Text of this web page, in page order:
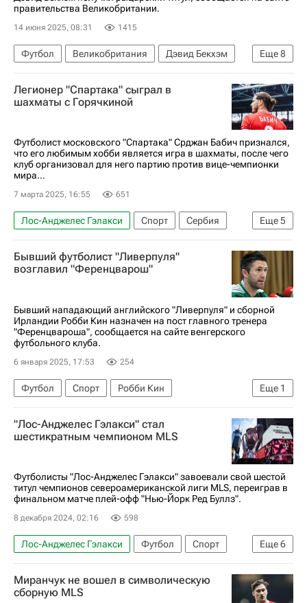
правительства Великобритании.
14 июня 2025, 08:31 1415
Еще8
Футбол Великобритания
Дэвид Бекхэм
Карл III
Манчестер Юнайтед
Реал Мадрид
Милан
Лига чемпионов УЕФА 2026-2027
Чемпионат Испании по футболу
АПЛ 2026-2027 (Чемпионат Англии по футболу)
Легионер "Спартака" сыграл в
шахматы с Горячкиной
Футболист московского "Спартака" Срджан Бабич признался,
что его любимым хобби является игра в шахматы, после чего
клуб организовал для него партию против вице-чемпионки
мира...
7 марта 2025, 16:55 651
Еще5
Лос-Анджелес Гэлакси Спорт
Сербия
Срджан Бабич
Александра Горячкина
Деян Йовелич
Спартак Москва
Бывший футболист "Ливерпуля"
возглавил "Ференцварош"
Бывший нападающий английского "Ливерпуля" и сборной
Ирландии Робби Кин назначен на пост главного тренера
"Ференцвароша", сообщается на сайте венгерского
футбольного клуба.
6 января 2025, 17:53 254
Еще 1
Футбол Спорт
Робби Кин
Ференцварош
"Лос-Анджелес Гэлакси" стал
шестикратным чемпионом MLS
Футболисты "Лос-Анджелес Гэлакси" завоевали свой шестой
титул чемпионов североамериканской лиги MLS, переиграв в
финальном матче плей-офф "Нью-Йорк Ред Буллз".
8 декабря 2024, 02:16 598
Еще6
Лос-Анджелес Гэлакси Футбол
Спорт
Марко Ройс
Деян Йовелич
Сандро Шварц
Нью-Йорк Ред Буллз
Боруссия (Дортмунд)
Миранчук не вошел в символическую
сборную MLS